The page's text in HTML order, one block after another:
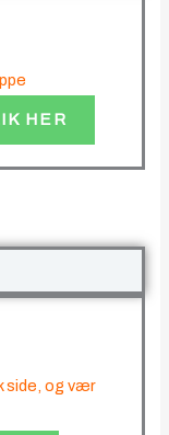
HER
side, og vær